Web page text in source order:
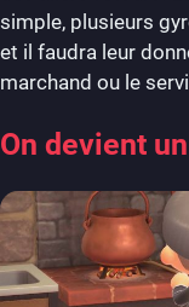
simple, plusieurs
et il faudra leur
marchand ou le
On devient